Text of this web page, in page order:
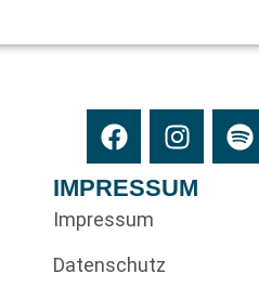
IMPRESSUM
Impressum
Datenschutz